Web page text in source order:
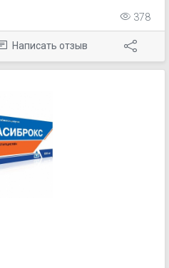
цилиарную активность,
отделение слизи и ее
клиренс). Активация
мукоцилиарного
378
Написать отзыв